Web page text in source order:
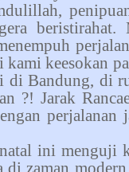
beristirahat.
kami keesokan
di Bandung, di
?! Jarak
perjalanan
ini menguji
di zaman